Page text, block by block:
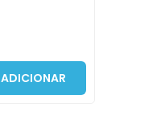
ADICIONAR